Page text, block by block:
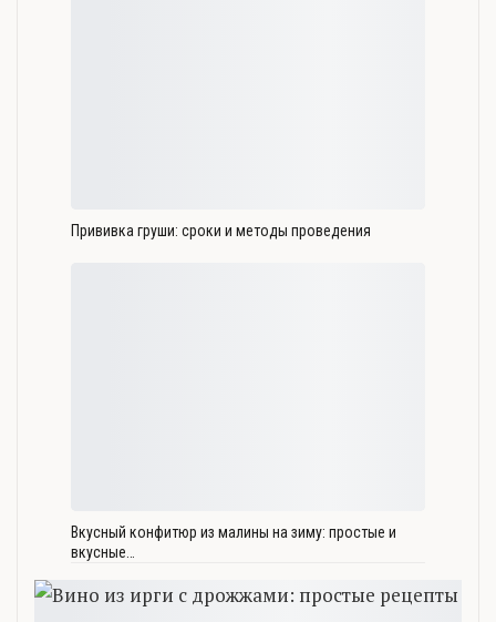
Прививка груши: сроки и методы проведения
Вкусный конфитюр из малины на зиму: простые и
вкусные…